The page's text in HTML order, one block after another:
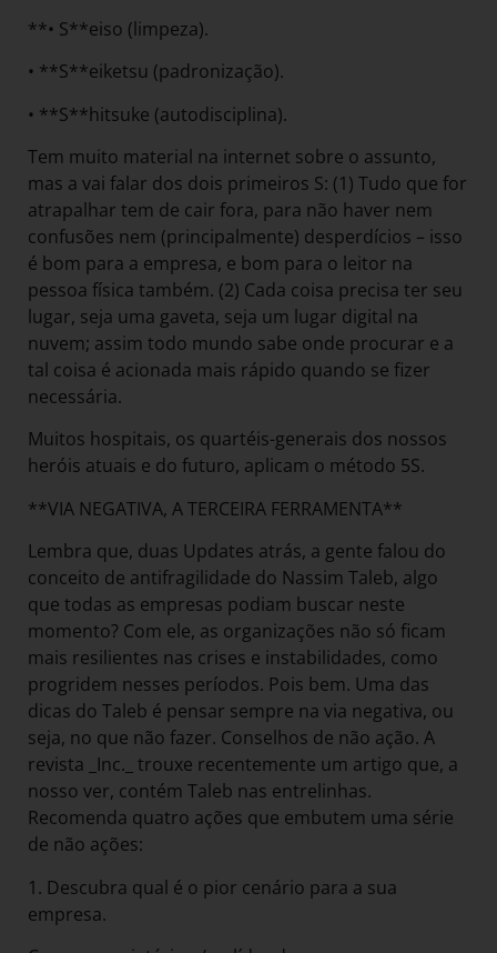
**• S**eiso (limpeza).
• **S**eiketsu (padronização).
• **S**hitsuke (autodisciplina).
Tem muito material na internet sobre o assunto,
mas a vai falar dos dois primeiros S: (1) Tudo que for
atrapalhar tem de cair fora, para não haver nem
confusões nem (principalmente) desperdícios – isso
é bom para a empresa, e bom para o leitor na
pessoa física também. (2) Cada coisa precisa ter seu
lugar, seja uma gaveta, seja um lugar digital na
nuvem; assim todo mundo sabe onde procurar e a
tal coisa é acionada mais rápido quando se fizer
necessária.
Muitos hospitais, os quartéis-generais dos nossos
heróis atuais e do futuro, aplicam o método 5S.
**VIA NEGATIVA, A TERCEIRA FERRAMENTA**
Lembra que, duas Updates atrás, a gente falou do
conceito de antifragilidade do Nassim Taleb, algo
que todas as empresas podiam buscar neste
momento? Com ele, as organizações não só ficam
mais resilientes nas crises e instabilidades, como
progridem nesses períodos. Pois bem. Uma das
dicas do Taleb é pensar sempre na via negativa, ou
seja, no que não fazer. Conselhos de não ação. A
revista _Inc._ trouxe recentemente um artigo que, a
nosso ver, contém Taleb nas entrelinhas.
Recomenda quatro ações que embutem uma série
de não ações:
1. Descubra qual é o pior cenário para a sua
empresa.